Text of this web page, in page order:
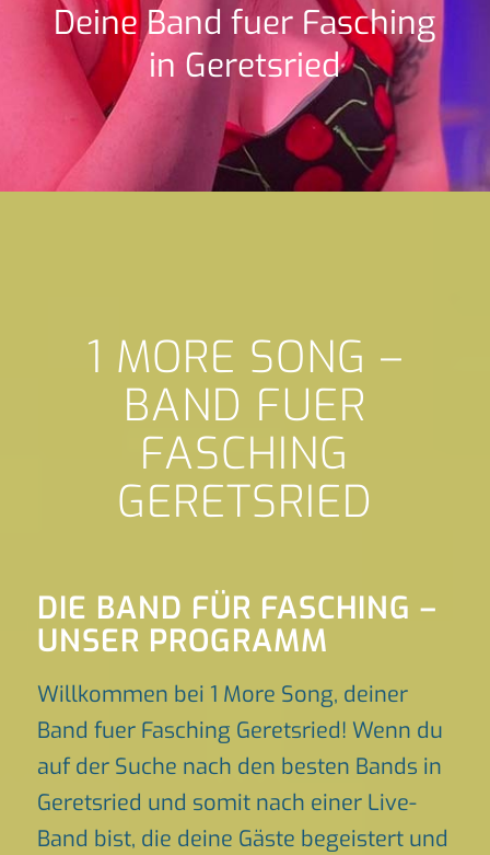
Deine Band fuer Fasching
in Geretsried
1 MORE SONG –
BAND FUER
FASCHING
GERETSRIED
DIE BAND FÜR FASCHING –
UNSER PROGRAMM
Willkommen bei 1 More Song, deiner
Band fuer Fasching Geretsried! Wenn du
auf der Suche nach den besten Bands in
Geretsried und somit nach einer Live-
Band bist, die deine Gäste begeistert und